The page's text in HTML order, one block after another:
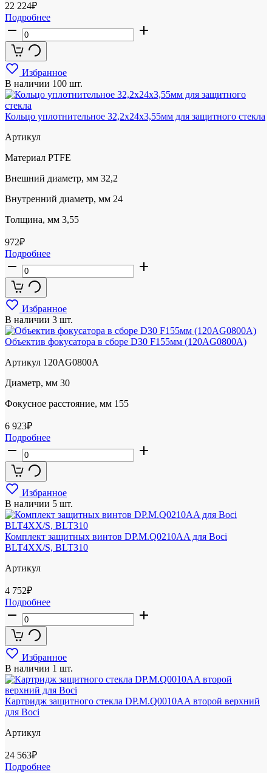
22 224₽
Подробнее
Избранное
В наличии 100 шт.
Кольцо уплотнительное 32,2x24x3,55мм для защитного стекла
Артикул
Материал PTFE
Внешний диаметр, мм 32,2
Внутренний диаметр, мм 24
Толщина, мм 3,55
972₽
Подробнее
Избранное
В наличии 3 шт.
Объектив фокусатора в сборе D30 F155мм (120AG0800A)
Артикул 120AG0800A
Диаметр, мм 30
Фокусное расстояние, мм 155
6 923₽
Подробнее
Избранное
В наличии 5 шт.
Комплект защитных винтов DP.M.Q0210AA для Boci
BLT4XX/S, BLT310
Артикул
4 752₽
Подробнее
Избранное
В наличии 1 шт.
Картридж защитного стекла DP.M.Q0010AA второй верхний
для Boci
Артикул
24 563₽
Подробнее